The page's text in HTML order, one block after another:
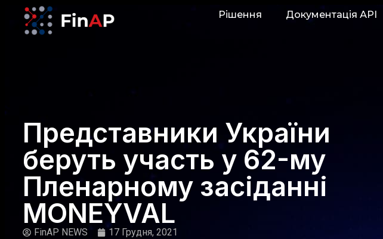
Рішення Документація АРІ
Представники України
беруть участь у 62-му
Пленарному засіданні
MONEYVAL
FinAP NEWS 17 Грудня, 2021